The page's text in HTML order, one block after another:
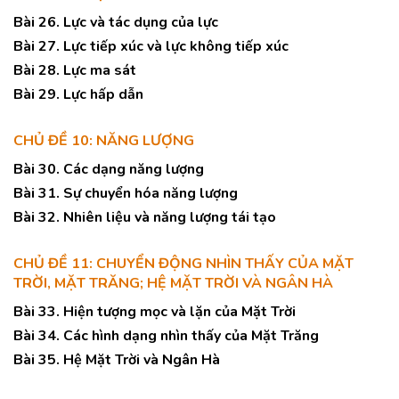
Bài 26. Lực và tác dụng của lực
Bài 27. Lực tiếp xúc và lực không tiếp xúc
Bài 28. Lực ma sát
Bài 29. Lực hấp dẫn
CHỦ ĐỀ 10: NĂNG LƯỢNG
Bài 30. Các dạng năng lượng
Bài 31. Sự chuyển hóa năng lượng
Bài 32. Nhiên liệu và năng lượng tái tạo
CHỦ ĐỀ 11: CHUYỂN ĐỘNG NHÌN THẤY CỦA MẶT
TRỜI, MẶT TRĂNG; HỆ MẶT TRỜI VÀ NGÂN HÀ
Bài 33. Hiện tượng mọc và lặn của Mặt Trời
Bài 34. Các hình dạng nhìn thấy của Mặt Trăng
Bài 35. Hệ Mặt Trời và Ngân Hà